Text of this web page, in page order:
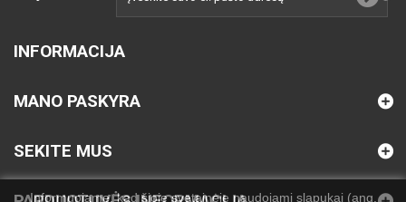
Informuojame, kad šioje svetainėje naudojami slapukai (ang.
INFORMACIJA
MANO PASKYRA
SEKITE MUS